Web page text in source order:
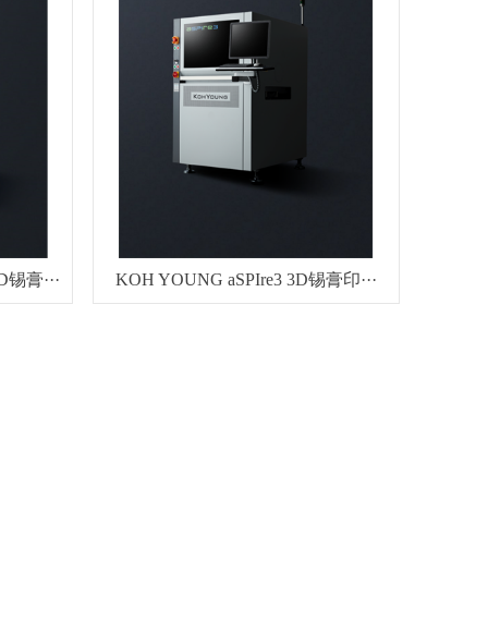
膏··· KOH YOUNG aSPIre3 3D锡膏印···